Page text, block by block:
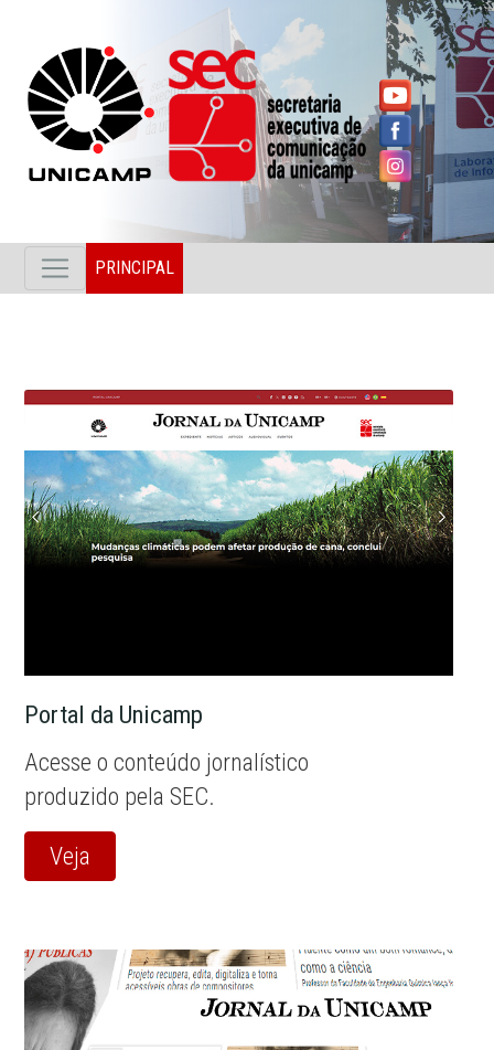
PRINCIPAL
Portal da Unicamp
Acesse o conteúdo jornalístico
produzido pela SEC.
Veja